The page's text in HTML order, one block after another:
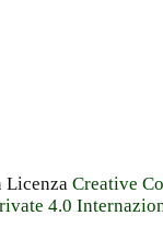
Licenza Creative
4.0